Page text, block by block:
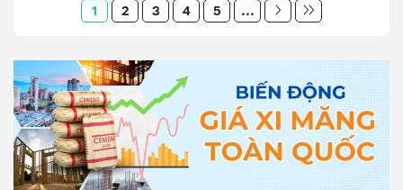
1 2 3 4 5 ...